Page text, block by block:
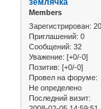
землячка
Members
Зарегистрирован:
Приглашений: 0
Сообщений: 32
Уважение: [+0/-0]
Позитив: [+0/-0]
Провел на форуме:
Не определено
Последний визит: